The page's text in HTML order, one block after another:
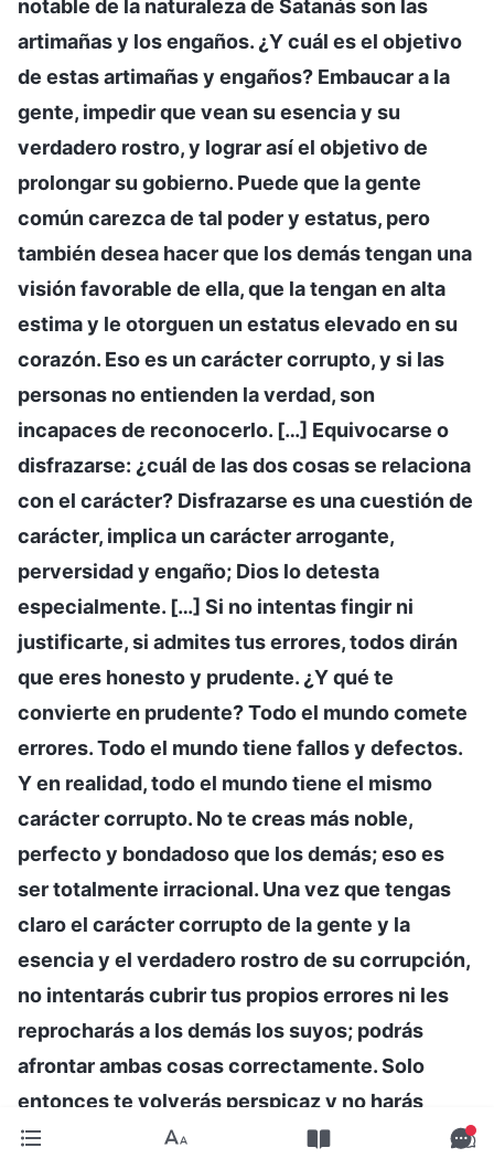
notable de la naturaleza de Satanás son las
artimañas y los engaños. ¿Y cuál es el objetivo
de estas artimañas y engaños? Embaucar a la
gente, impedir que vean su esencia y su
verdadero rostro, y lograr así el objetivo de
prolongar su gobierno. Puede que la gente
común carezca de tal poder y estatus, pero
también desea hacer que los demás tengan una
visión favorable de ella, que la tengan en alta
estima y le otorguen un estatus elevado en su
corazón. Eso es un carácter corrupto, y si las
personas no entienden la verdad, son
incapaces de reconocerlo. […] Equivocarse o
disfrazarse: ¿cuál de las dos cosas se relaciona
con el carácter? Disfrazarse es una cuestión de
carácter, implica un carácter arrogante,
perversidad y engaño; Dios lo detesta
especialmente. […] Si no intentas fingir ni
justificarte, si admites tus errores, todos dirán
que eres honesto y prudente. ¿Y qué te
convierte en prudente? Todo el mundo comete
errores. Todo el mundo tiene fallos y defectos.
Y en realidad, todo el mundo tiene el mismo
carácter corrupto. No te creas más noble,
perfecto y bondadoso que los demás; eso es
ser totalmente irracional. Una vez que tengas
claro el carácter corrupto de la gente y la
esencia y el verdadero rostro de su corrupción,
no intentarás cubrir tus propios errores ni les
reprocharás a los demás los suyos; podrás
afrontar ambas cosas correctamente. Solo
entonces te volverás perspicaz y no harás
necedades, lo cual te convertirá en prudente.